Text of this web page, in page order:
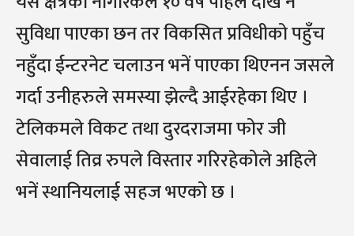
सुविधा पाएका छन तर विकसित प्रविधीको पहुँच
नहुँदा ईन्टरनेट चलाउन भनें पाएका थिएनन जसले
गर्दा उनीहरुले समस्या झेल्दै आईरहेका थिए ।
टेलिकमले विकट तथा दुरदराजमा फोर जी
सेवालाई तिव्र रुपले विस्तार गरिरहेकोले अहिले
भनें स्थानियलाई सहज भएको छ ।